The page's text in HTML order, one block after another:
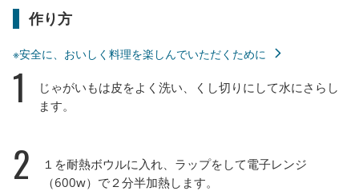
作り方
※安全に、おいしく料理を楽しんでいただくために
1
じゃがいもは皮をよく洗い、くし切りにして水にさらし
ます。
2
１を耐熱ボウルに入れ、ラップをして電子レンジ
（600w）で２分半加熱します。